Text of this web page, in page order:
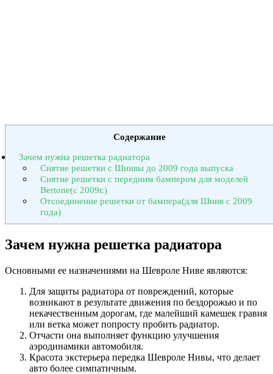
Содержание
Зачем нужна решетка радиатора
Снятие решетки с Шнивы до 2009 года выпуска
Снятие решетки с передним бампером для моделей
Bertone(с 2009г.)
Отсоединение решетки от бампера(для Шнив с 2009
года)
Зачем нужна решетка радиатора
Основными ее назначениями на Шевроле Ниве являются:
Для защиты радиатора от повреждений, которые
возникают в результате движения по бездорожью и по
некачественным дорогам, где малейший камешек гравия
или ветка может попросту пробить радиатор.
Отчасти она выполняет функцию улучшения
аэродинамики автомобиля.
Красота экстерьера передка Шевроле Нивы, что делает
авто более симпатичным.